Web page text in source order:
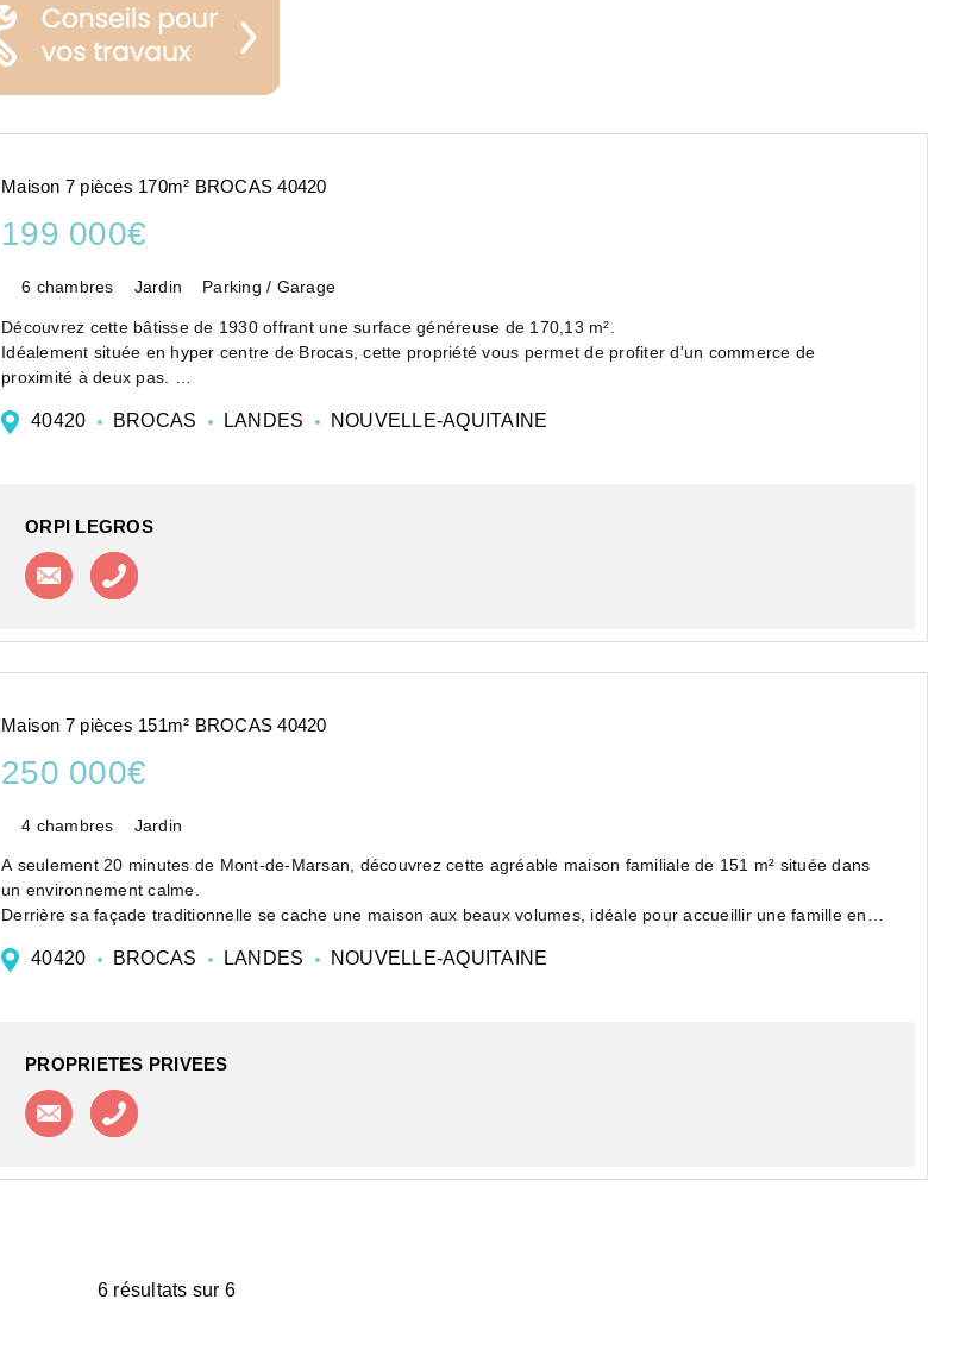
Maison 7 pièces 170m² BROCAS 40420
199 000€
6 chambres Jardin Parking / Garage
Découvrez cette bâtisse de 1930 offrant une surface généreuse de 170,13 m².
Idéalement située en hyper centre de Brocas, cette propriété vous permet de profiter d'un commerce de
proximité à deux pas.
40420 BROCAS LANDES NOUVELLE-AQUITAINE
ORPI LEGROS
Contacter l'agence
Maison 7 pièces 151m² BROCAS 40420
250 000€
4 chambres Jardin
A seulement 20 minutes de Mont-de-Marsan, découvrez cette agréable maison familiale de 151 m² située dans
un environnement calme.
Derrière sa façade traditionnelle se cache une maison aux beaux volumes, idéale pour accueillir une famille en
40420 BROCAS LANDES NOUVELLE-AQUITAINE
PROPRIETES PRIVEES
Contacter l'agence
6 résultats sur 6